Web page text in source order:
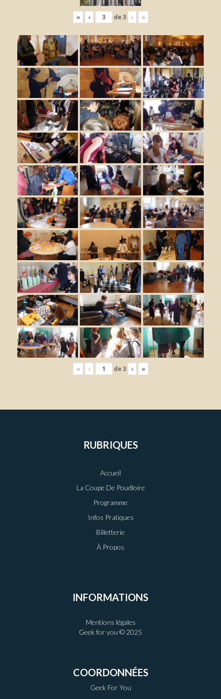
« ‹ de3 › »
« ‹ de3 › »
RUBRIQUES
Accueil
La Coupe De Poudloire
Programme
Infos Pratiques
Billetterie
À Propos
INFORMATIONS
Mentions légales
Geek for you © 2025
COORDONNÉES
Geek For You